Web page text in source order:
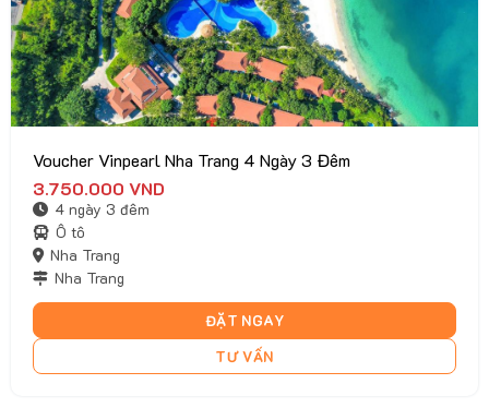
ĐẶT NGAY
TƯ VẤN
Voucher Vinpearl Nha Trang 4 Ngày 3 Đêm
3.750.000 VND
4 ngày 3 đêm
Ô tô
Nha Trang
Nha Trang